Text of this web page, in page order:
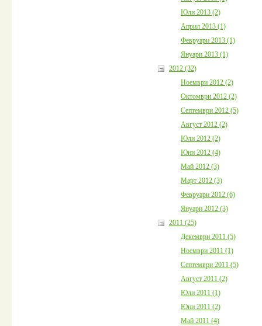
Юли 2013 (2)
Април 2013 (1)
Февруари 2013 (1)
Януари 2013 (1)
2012 (32)
Ноември 2012 (2)
Октомври 2012 (2)
Септември 2012 (5)
Август 2012 (2)
Юли 2012 (2)
Юни 2012 (4)
Май 2012 (3)
Март 2012 (3)
Февруари 2012 (6)
Януари 2012 (3)
2011 (25)
Декември 2011 (5)
Ноември 2011 (1)
Септември 2011 (5)
Август 2011 (2)
Юли 2011 (1)
Юни 2011 (2)
Май 2011 (4)